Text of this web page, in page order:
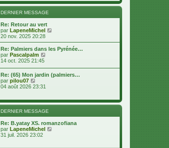
e
r
n
e
r
m
s
s
a
g
e
r
l
d
e
r
n
e
r
m
e
s
s
a
e
DERNIER MESSAGE
Re: Retour au vert
par LapeneMichel
i
r
r
r
m
s
s
20 nov. 2025 20:28
Re: Palmiers dans les Pyrénée…
par Pascalpalm
l
r
n
i
e
r
m
14 oct. 2025 21:45
Re: (65) Mon jardin (palmiers…
par pilou07
o
l
e
e
r
n
i
04 août 2026 23:31
DERNIER MESSAGE
Re: B.yatay XS. romanzofiana
par LapeneMichel
31 juil. 2026 23:02